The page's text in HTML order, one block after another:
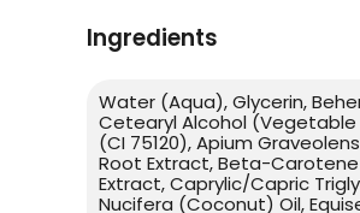
Ingredients
Water (Aqua), Glycerin,
Cetearyl Alcohol (Vegetable
(CI 75120), Apium
Root Extract, Beta-Carotene
Extract, Caprylic/Capric
Nucifera (Coconut) Oil,